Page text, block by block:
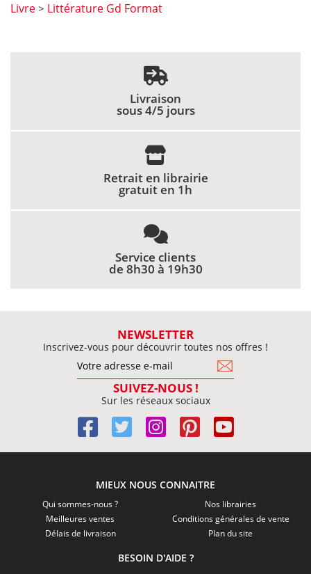
Livre > Littérature Gd Format
Livraison
sous 4/5 jours
Retrait en librairie
gratuit en 1h
Service clients
de 8h30 à 19h30
NEWSLETTER
Inscrivez-vous pour découvrir toutes nos offres !
SUIVEZ-NOUS !
Sur les réseaux sociaux
MIEUX NOUS CONNAITRE
Qui sommes-nous ?
Meilleures ventes
Délais de livraison
Nos librairies
Conditions générales de vente
Plan du site
BESOIN D'AIDE ?